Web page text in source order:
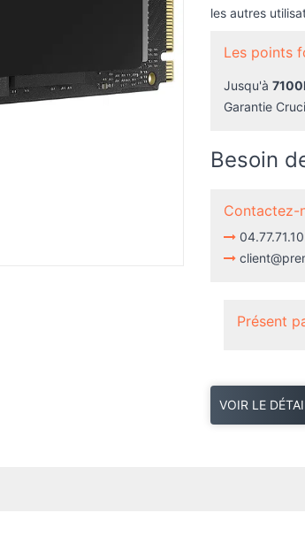
les autres
Les points
Jusqu'à
Garantie
Besoin
Contactez-
Présent
VOIR LE